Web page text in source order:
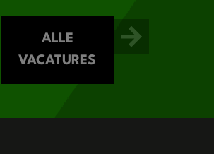
ALLE
VACATURES